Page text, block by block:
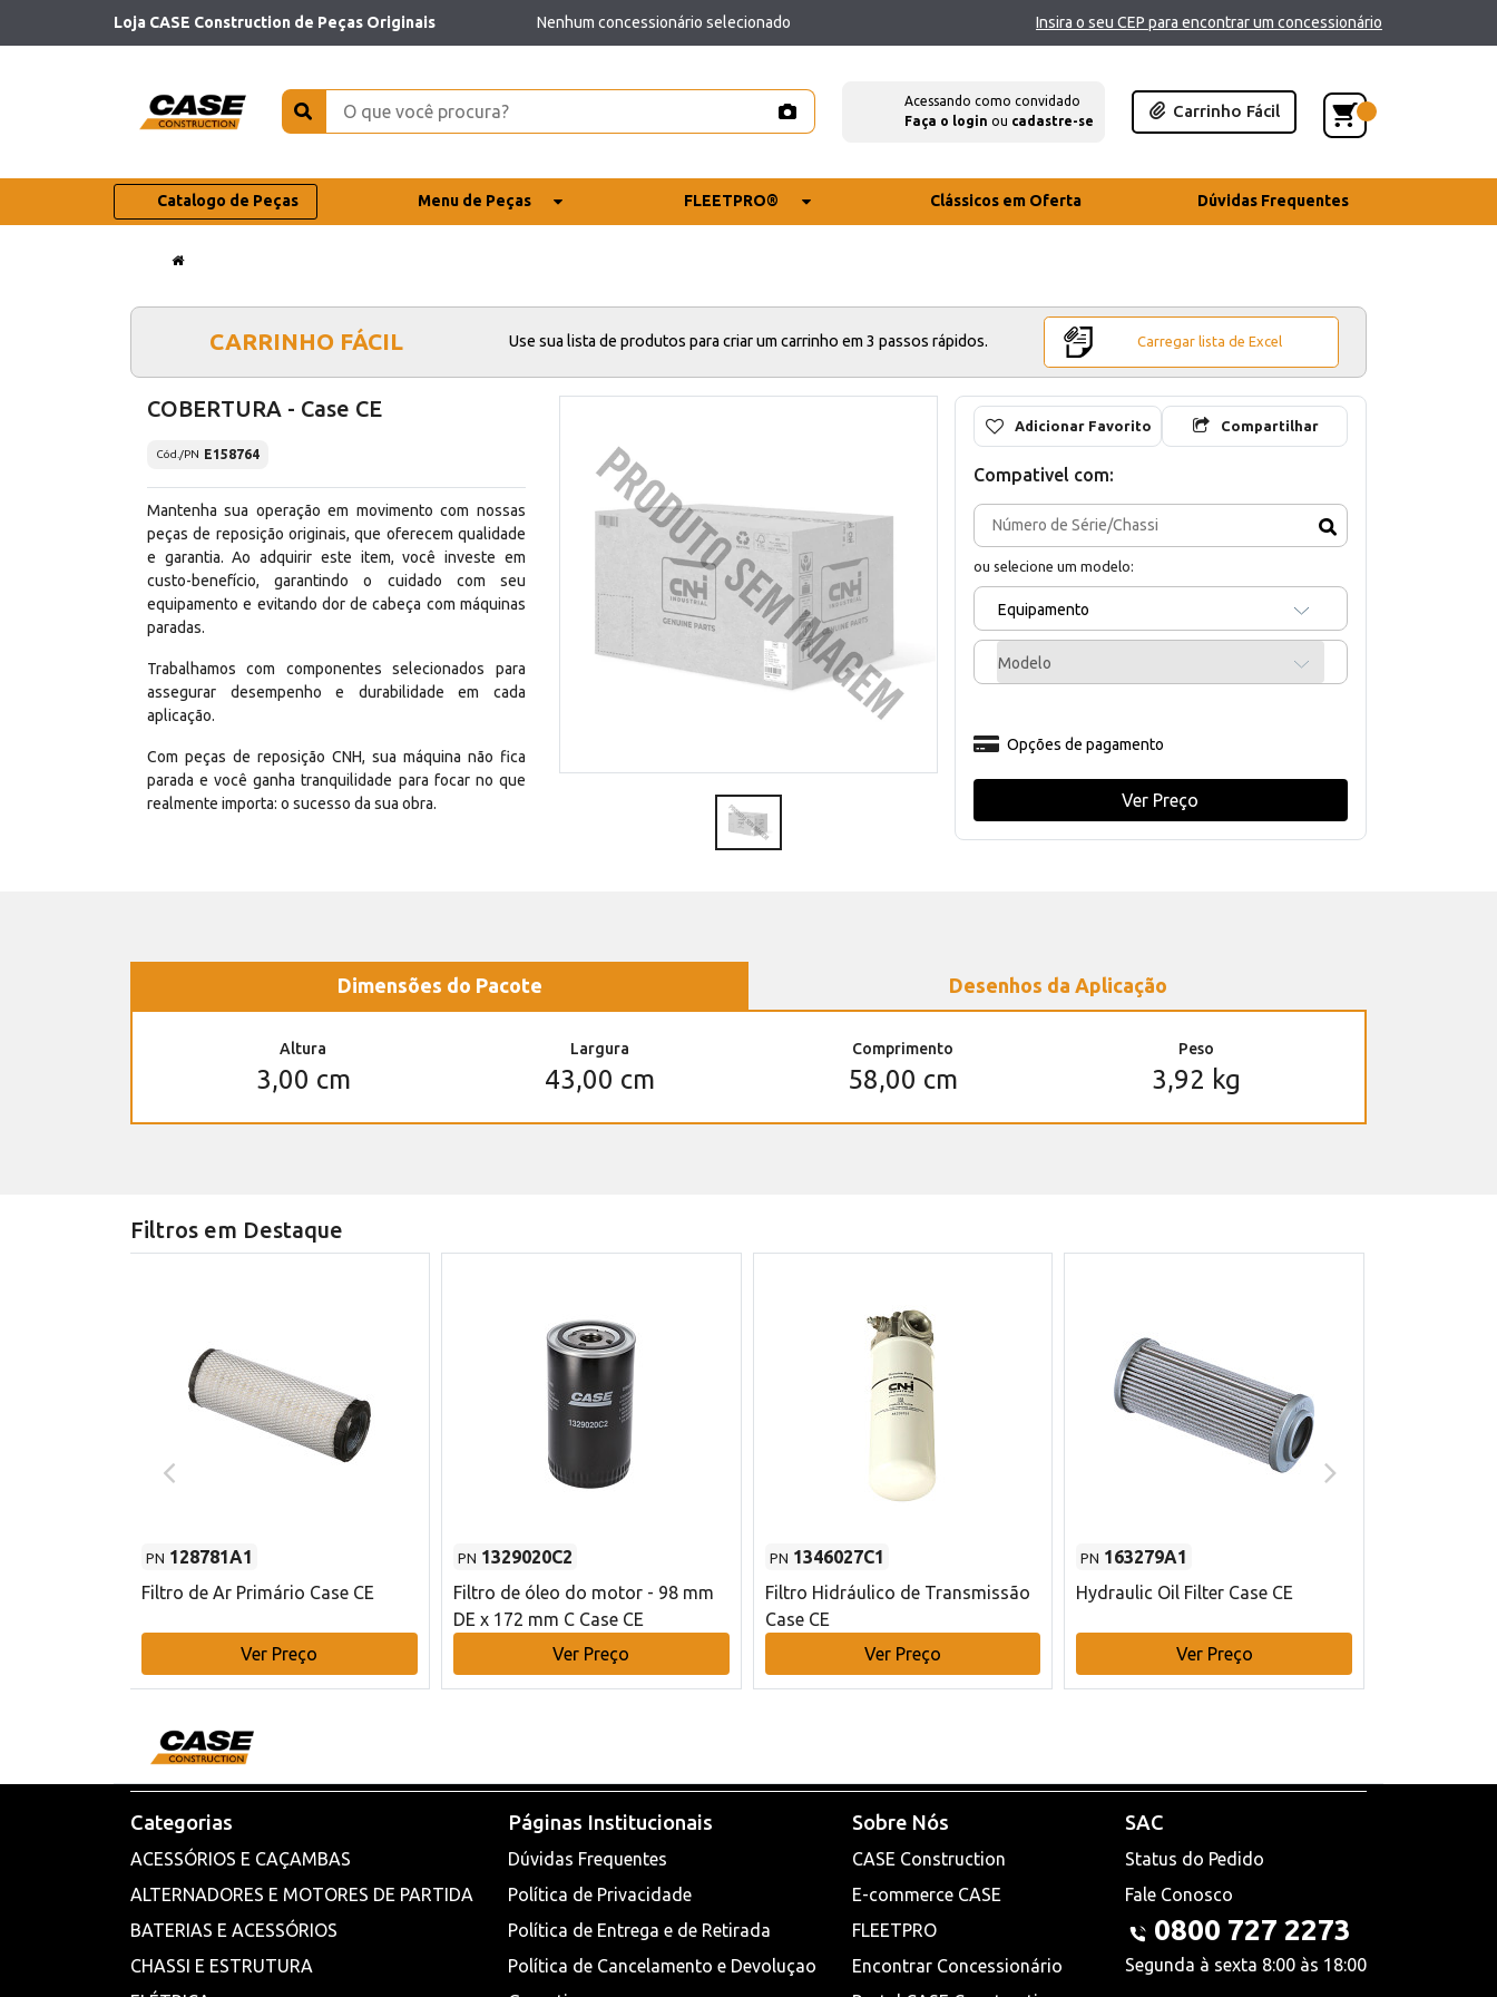
Loja CASE Construction de Peças Originais Nenhum concessionário selecionado Insira o seu CEP para encontrar um concessionário
Acessando como convidado
Faça o login ou cadastre-se
Carrinho Fácil
Catalogo de Peças Menu de Peças FLEETPRO® Clássicos em Oferta Dúvidas Frequentes
CARRINHO FÁCIL Use sua lista de produtos para criar um carrinho em 3 passos rápidos. Carregar lista de Excel
COBERTURA - Case CE
Cód./PN E158764
Mantenha sua operação em movimento com nossas
peças de reposição originais, que oferecem qualidade
e garantia. Ao adquirir este item, você investe em
custo-benefício, garantindo o cuidado com seu
equipamento e evitando dor de cabeça com máquinas
paradas.
Trabalhamos com componentes selecionados para
assegurar desempenho e durabilidade em cada
aplicação.
Com peças de reposição CNH, sua máquina não fica
parada e você ganha tranquilidade para focar no que
realmente importa: o sucesso da sua obra.
Adicionar Favorito Compartilhar
Compativel com:
ou selecione um modelo:
Equipamento
Modelo
Opções de pagamento
Ver Preço
Dimensões do Pacote Desenhos da Aplicação
Altura
3,00 cm
Largura
43,00 cm
Comprimento
58,00 cm
Peso
3,92 kg
Filtros em Destaque
PN 128781A1
Filtro de Ar Primário Case CE
Ver Preço
PN 1329020C2
Filtro de óleo do motor - 98 mm
DE x 172 mm C Case CE
Ver Preço
PN 1346027C1
Filtro Hidráulico de Transmissão
Case CE
Ver Preço
PN 163279A1
Hydraulic Oil Filter Case CE
Ver Preço
Categorias
ACESSÓRIOS E CAÇAMBAS
ALTERNADORES E MOTORES DE PARTIDA
BATERIAS E ACESSÓRIOS
CHASSI E ESTRUTURA
Páginas Institucionais
Dúvidas Frequentes
Política de Privacidade
Política de Entrega e de Retirada
Política de Cancelamento e Devoluçao
Sobre Nós
CASE Construction
E-commerce CASE
FLEETPRO
Encontrar Concessionário
SAC
Status do Pedido
Fale Conosco
0800 727 2273
Segunda à sexta 8:00 às 18:00